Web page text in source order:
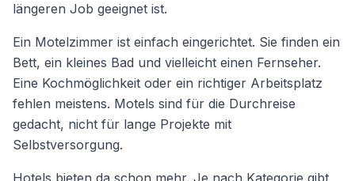
längeren Job geeignet ist.
Ein Motelzimmer ist einfach eingerichtet. Sie finden ein
Bett, ein kleines Bad und vielleicht einen Fernseher.
Eine Kochmöglichkeit oder ein richtiger Arbeitsplatz
fehlen meistens. Motels sind für die Durchreise
gedacht, nicht für lange Projekte mit
Selbstversorgung.
Hotels bieten da schon mehr. Je nach Kategorie gibt